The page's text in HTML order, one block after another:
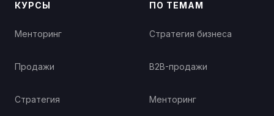
КУРСЫ
Менторинг
Продажи
Стратегия
ПО ТЕМАМ
Стратегия бизнеса
B2B-продажи
Менторинг